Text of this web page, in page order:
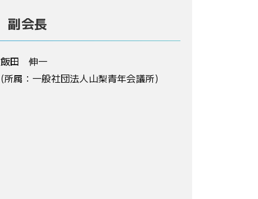
副会長
飯田 伸一
(所属：一般社団法人山梨青年会議所)